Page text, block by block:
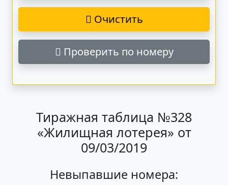
Очистить
Проверить по номеру
Тиражная таблица №328
«Жилищная лотерея» от
09/03/2019
Невыпавшие номера: